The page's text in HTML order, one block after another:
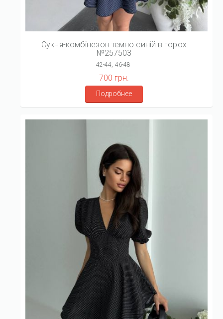
Сукня-комбінезон темно синій в горох
№257503
42-44, 46-48
700 грн.
Подробнее